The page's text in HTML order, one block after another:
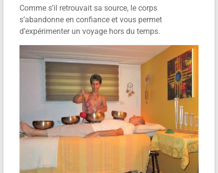
Comme s’il retrouvait sa source, le corps
s’abandonne en confiance et vous permet
d’expérimenter un voyage hors du temps.